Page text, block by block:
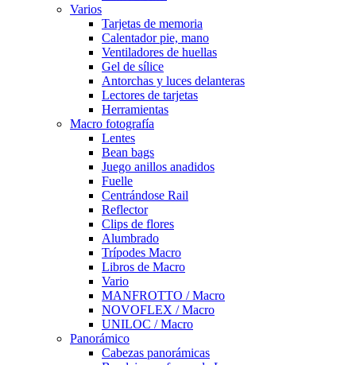
Varios
Tarjetas de memoria
Calentador pie, mano
Ventiladores de huellas
Gel de sílice
Antorchas y luces delanteras
Lectores de tarjetas
Herramientas
Macro fotografía
Lentes
Bean bags
Juego anillos anadidos
Fuelle
Centrándose Rail
Reflector
Clips de flores
Alumbrado
Trípodes Macro
Libros de Macro
Vario
MANFROTTO / Macro
NOVOFLEX / Macro
UNILOC / Macro
Panorámico
Cabezas panorámicas